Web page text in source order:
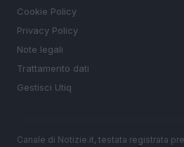
Cookie Policy
Privacy Policy
Note legali
Trattamento dati
Gestisci Utiq
Canale di Notizie.it, testata registrata